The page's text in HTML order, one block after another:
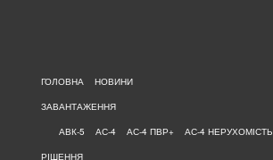
ГОЛОВНА
НОВИНИ
ЗАВАНТАЖЕННЯ
АВК-5
АС-4 АС-4 ПВР+ АС-4 НЕРУХОМІСТЬ
РІШЕННЯ